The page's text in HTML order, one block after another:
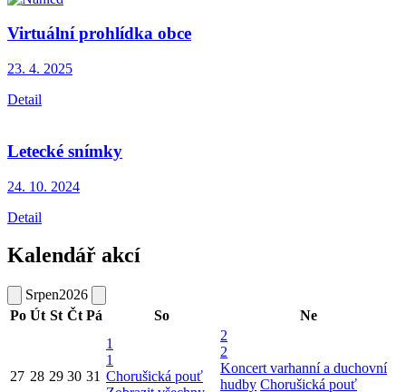
Virtuální prohlídka obce
23. 4. 2025
Detail
Letecké snímky
24. 10. 2024
Detail
Kalendář akcí
Srpen2026
Po Út St Čt Pá So Ne
27 28 29 30 31
1
1
Chorušická pouť
2
2
Koncert varhanní a duchovní
hudby Chorušická pouť